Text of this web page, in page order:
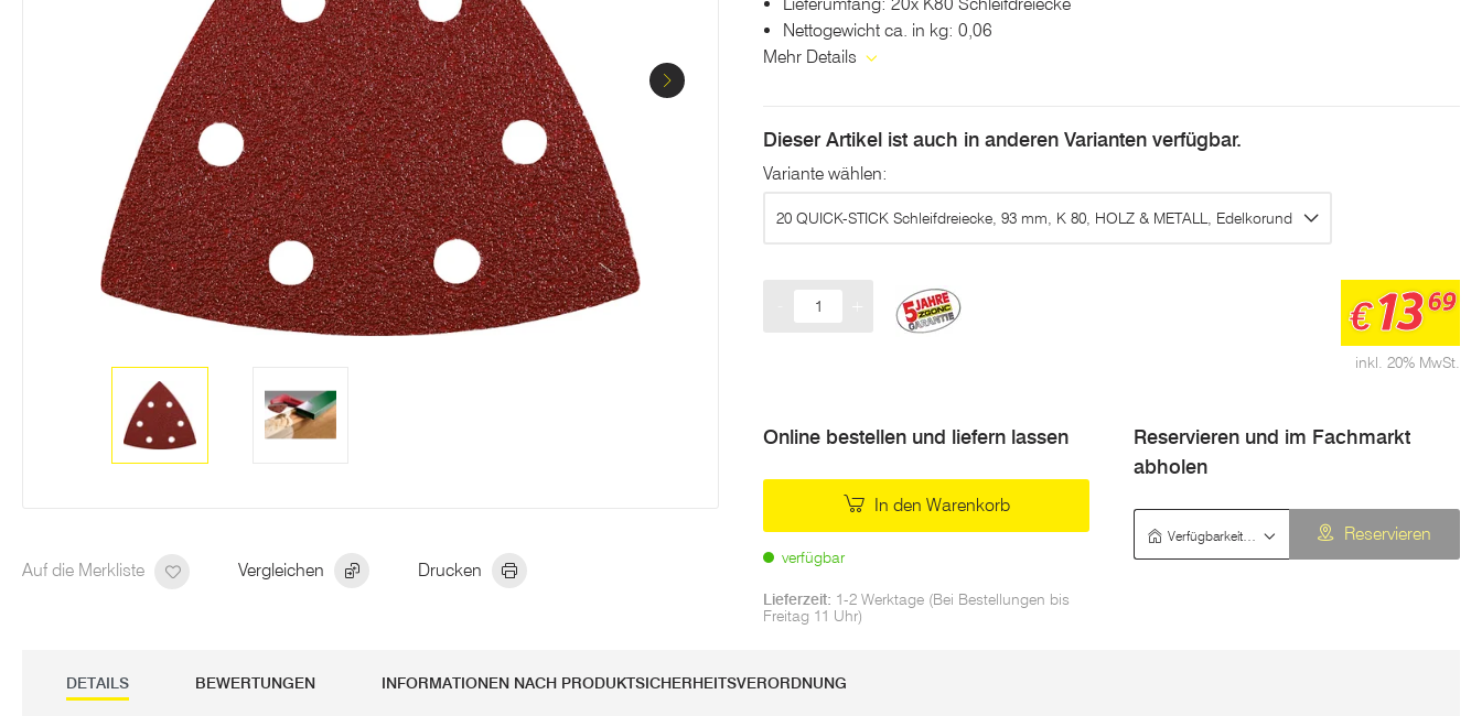
Auf die Merkliste Vergleichen Drucken
Nettogewicht ca. in kg: 0,06
Mehr Details
Dieser Artikel ist auch in anderen Varianten verfügbar.
Variante wählen:
20 QUICK-STICK Schleifdreiecke, 93 mm, K 80, HOLZ & METALL, Edelkorund
inkl. 20% MwSt.
€1369
Online bestellen und liefern lassen
In den Warenkorb
verfügbar
Lieferzeit: 1-2 Werktage (Bei Bestellungen bis
Freitag 11 Uhr)
Reservieren und im Fachmarkt
abholen
Reservieren
DETAILS BEWERTUNGEN INFORMATIONEN NACH PRODUKTSICHERHEITSVERORDNUNG